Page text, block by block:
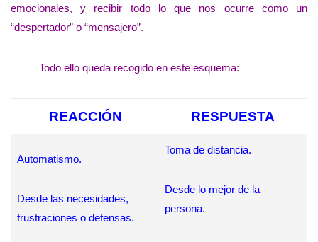
emocionales, y recibir todo lo que nos ocurre como un
“despertador” o “mensajero”.
Todo ello queda recogido en este esquema:
REACCIÓN RESPUESTA
Automatismo.
Desde las necesidades,
frustraciones o defensas.
Toma de distancia.
Desde lo mejor de la
persona.